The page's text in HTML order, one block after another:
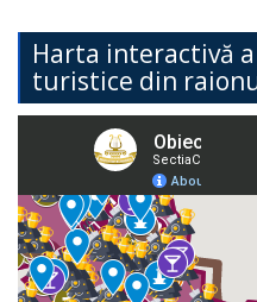
Harta interactivă
turistice din